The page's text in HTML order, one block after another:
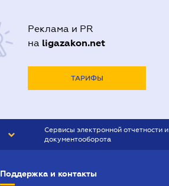
Реклама и PR
на ligazakon.net
ТАРИФЫ
Сервисы электронной отчетности и
документооборота
Поддержка и контакты